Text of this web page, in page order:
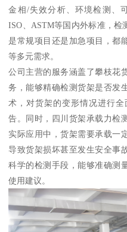
金相/失效分析、环境检测、
ISO、ASTM等国内外标准，
是常规项目还是加急项目，都
等多元需求。
公司主营的服务涵盖了攀枝花
务，能够精确检测货架是否发
术，对货架的变形情况进行
告。同时，四川货架承载力检
实际应用中，货架需要承载一
导致货架损坏甚至发生安全事
科学的检测手段，能够准确测
使用建议。